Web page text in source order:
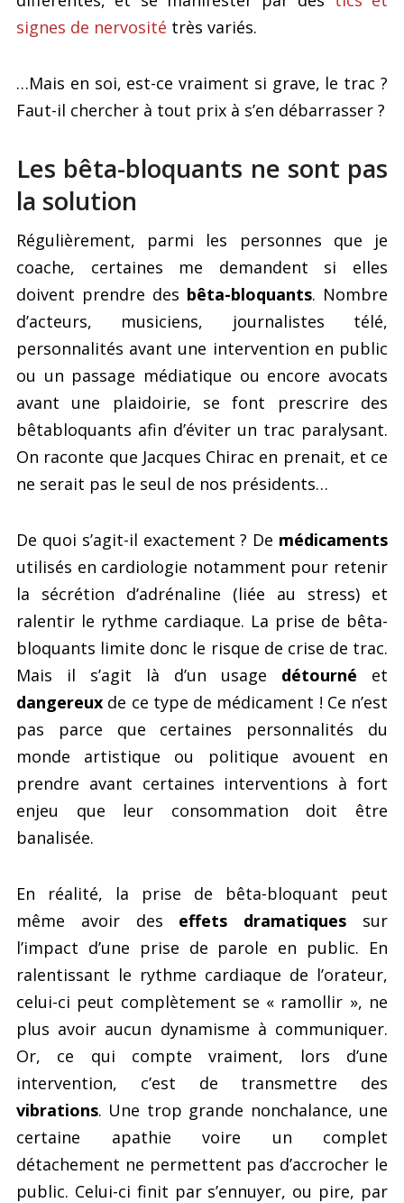
signes de nervosité très variés.
…Mais en soi, est-ce vraiment si grave, le trac ?
Faut-il chercher à tout prix à s’en débarrasser ?
Les bêta-bloquants ne sont pas
la solution
Régulièrement, parmi les personnes que je
coache, certaines me demandent si elles
doivent prendre des bêta-bloquants. Nombre
d’acteurs, musiciens, journalistes télé,
personnalités avant une intervention en public
ou un passage médiatique ou encore avocats
avant une plaidoirie, se font prescrire des
bêtabloquants afin d’éviter un trac paralysant.
On raconte que Jacques Chirac en prenait, et ce
ne serait pas le seul de nos présidents…
De quoi s’agit-il exactement ? De médicaments
utilisés en cardiologie notamment pour retenir
la sécrétion d’adrénaline (liée au stress) et
ralentir le rythme cardiaque. La prise de bêta-
bloquants limite donc le risque de crise de trac.
Mais il s’agit là d’un usage détourné et
dangereux de ce type de médicament ! Ce n’est
pas parce que certaines personnalités du
monde artistique ou politique avouent en
prendre avant certaines interventions à fort
enjeu que leur consommation doit être
banalisée.
En réalité, la prise de bêta-bloquant peut
même avoir des effets dramatiques sur
l’impact d’une prise de parole en public. En
ralentissant le rythme cardiaque de l’orateur,
celui-ci peut complètement se « ramollir », ne
plus avoir aucun dynamisme à communiquer.
Or, ce qui compte vraiment, lors d’une
intervention, c’est de transmettre des
vibrations. Une trop grande nonchalance, une
certaine apathie voire un complet
détachement ne permettent pas d’accrocher le
public. Celui-ci finit par s’ennuyer, ou pire, par